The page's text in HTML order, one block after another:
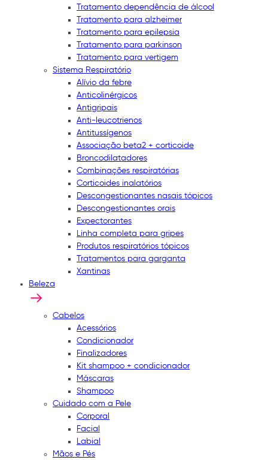
Tratamento dependência de álcool
Tratamento para alzheimer
Tratamento para epilepsia
Tratamento para parkinson
Tratamento para vertigem
Sistema Respiratório
Alívio da febre
Anticolinérgicos
Antigripais
Anti-leucotrienos
Antitussígenos
Associação beta2 + corticoide
Broncodilatadores
Combinações respiratórias
Corticoides inalatórios
Descongestionantes nasais tópicos
Descongestionantes orais
Expectorantes
Linha completa para gripes
Produtos respiratórios tópicos
Tratamentos para garganta
Xantinas
Beleza
Cabelos
Acessórios
Condicionador
Finalizadores
Kit shampoo + condicionador
Máscaras
Shampoo
Cuidado com a Pele
Corporal
Facial
Labial
Mãos e Pés